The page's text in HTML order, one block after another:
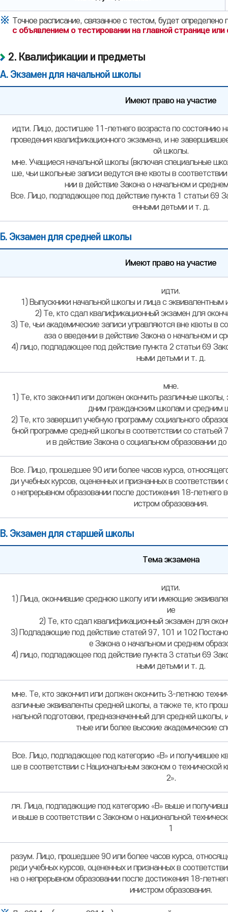
уведомления
заявления,
дата
дата
принятия
решения,
способ
Точное расписание, связанное с тестом, будет
с объявлением о тестировании на главной странице
2. Квалификации и предметы
А. Экзамен для начальной школы
элементарному
экзамену,
сдаваемые
Имеют право на участие
идти. Лицо, достигшее 11-летнего возраста по состоянию
проведения квалификационного экзамена, и не
ой школы.
мне. Учащиеся начальной школы (включая специальные
ше, чьи школьные записи ведутся вне квоты в
нии в действие Закона о начальном и
Все. Лицо, подпадающее под действие пункта 1 статьи 69
енными детьми и т. д.
Б. Экзамен для средней школы
выпускного
квалификационного
школе,
которые
сдавать
Имеют право на участие
идти.
1) Выпускники начальной школы и лица с
2) Те, кто сдал квалификационный экзамен для
3) Те, чьи академические записи управляются вне квоты в
аза о введении в действие Закона о начальном и
4) лицо, подпадающее под действие пункта 2 статьи 69
ными детьми и т. д.
мне.
1) Те, кто закончил или должен окончить различные
дним гражданским школам и средним
2) Те, кто завершил учебную программу социального
бной программе средней школы в соответствии со статьей
и в действие Закона о социальном образовании
Все. Лицо, прошедшее 90 или более часов курса,
ди учебных курсов, оцененных и признанных в
о непрерывном образовании после достижения 18-летнего
истром образования.
В. Экзамен для старшей школы
квалификационному
школы,
Тема экзамена
идти.
1) Лица, окончившие среднюю школу или имеющие
ие
2) Те, кто сдал квалификационный экзамен для
3) Подпадающие под действие статей 97, 101 и 102
е Закона о начальном и среднем
4) лицо, подпадающее под действие пункта 3 статьи 69
ными детьми и т. д.
мне. Те, кто закончил или должен окончить 3-летнюю
азличные эквиваленты средней школы, а также те, кто
нальной подготовки, предназначенный для средней школы,
тные или более высокие академические
Все. Лицо, подпадающее под категорию «В» и получившее
ше в соответствии с Национальным законом о технической
2».
ля. Лица, подпадающие под категорию «B» выше и
и выше в соответствии с Законом о национальной
1
разум. Лицо, прошедшее 90 или более часов курса,
реди учебных курсов, оцененных и признанных в
на о непрерывном образовании после достижения 18-
инистром образования.